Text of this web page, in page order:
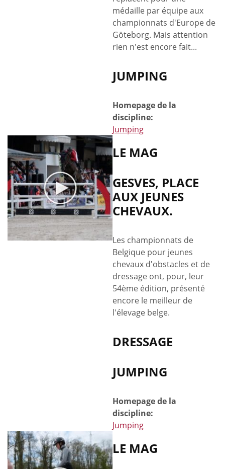
médaille par équipe aux
championnats d'Europe de
Göteborg. Mais attention
rien n'est encore fait...
JUMPING
Homepage de la
discipline:
Jumping
LE MAG
GESVES, PLACE
AUX JEUNES
CHEVAUX.
Les championnats de
Belgique pour jeunes
chevaux d'obstacles et de
dressage ont, pour, leur
54ème édition, présenté
encore le meilleur de
l'élevage belge.
DRESSAGE
JUMPING
Homepage de la
discipline:
Jumping
LE MAG